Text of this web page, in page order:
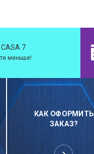
7
меньше!
КАК ОФОРМИТЬ
ЗАКАЗ?